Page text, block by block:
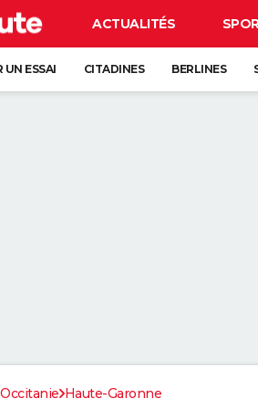
ACTUALITÉS
UN ESSAI CITADINES BERLINES
Occitanie Haute-Garonne